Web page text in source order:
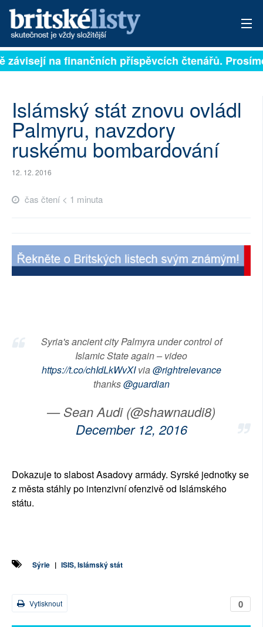
PŘIHLÁSIT
ARCHIV
ROZHOVORY
TÉMATA
NEJČTENĚJŠÍ ZA 7 DNÍ
PŘÍSPĚVKY NA PROVOZ
SOCIÁLNÍ SÍTĚ
na finančních příspěvcích čtenářů.
Islámský stát znovu ovládl
Palmyru, navzdory
ruskému bombardování
12. 12. 2016
čas čtení < 1 minuta
Syria's ancient city Palmyra under control of
Islamic State again – video
https://t.co/chIdLkWvXIvia@rightrelevance
thanks@guardian
— Sean Audi (@shawnaudi8)
December 12, 2016
Dokazuje to slabost Asadovy armády. Syrské jednotky se
z města stáhly po intenzivní ofenzivě od Islámského
státu.
Sýrie | ISIS, Islámský stát
0
Vytisknout